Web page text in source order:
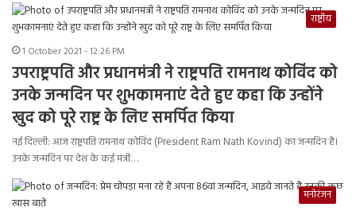
राष्ट्रीय
1 October 2021 - 12:26 PM
उपराष्ट्रपति और प्रधानमंत्री ने राष्ट्रपति रामनाथ कोविंद को
उनके जन्मदिन पर शुभकामनाएं देते हुए कहा कि उन्होंने
खुद को पूरे राष्ट्र के लिए समर्पित किया
नई दिल्ली: आज राष्ट्रपति रामनाथ कोविंद (President Ram Nath Kovind) का जन्मदिन है।
उनके जन्मदिन पर देश के कई मंत्री…
मनोरंजन